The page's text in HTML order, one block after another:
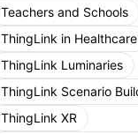
Teachers and Schools
ThingLink in Healthcare
ThingLink Luminaries
ThingLink Scenario
ThingLink XR